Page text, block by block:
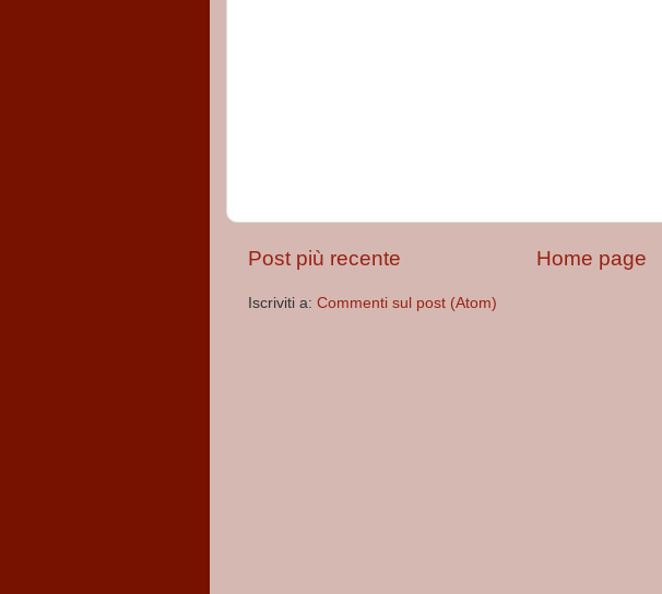
Post più recente Home page
Iscriviti a: Commenti sul post (Atom)